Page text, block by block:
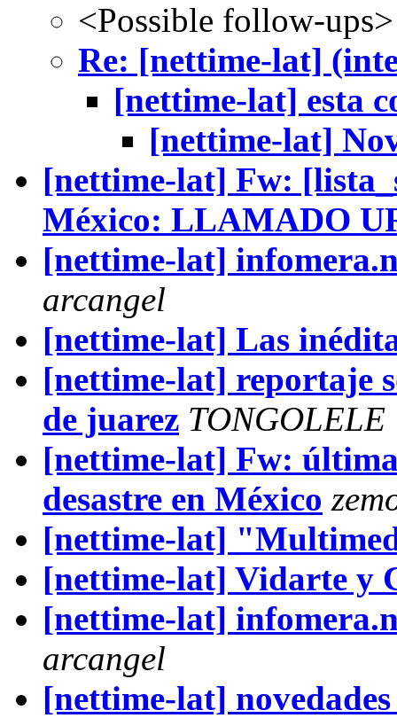
<Possible follow-ups>
Re: [nettime-lat]
[nettime-lat] esta
[nettime-lat]
[nettime-lat] Fw:
México: LLAMADO
[nettime-lat]
arcangel
[nettime-lat] Las
[nettime-lat] reportaje
de juarez TONGOLELE
[nettime-lat] Fw:
desastre en México
[nettime-lat]
[nettime-lat] Vidarte y
[nettime-lat]
arcangel
[nettime-lat]